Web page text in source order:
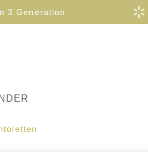
3.Generation